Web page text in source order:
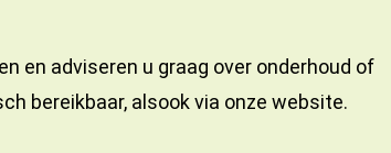
en adviseren u graag over onderhoud of
bereikbaar, alsook via onze website.